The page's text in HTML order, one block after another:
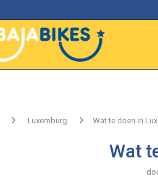
Luxemburg Wat te doen in
Wat